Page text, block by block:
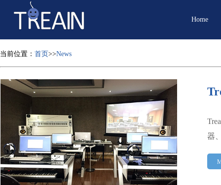
Home
当前位置： 首页>>News
器